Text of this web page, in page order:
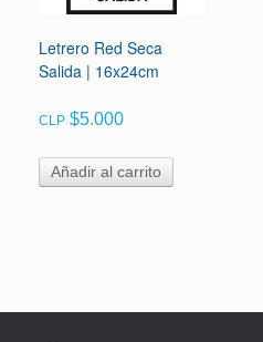
Letrero Red Seca
Salida | 16x24cm
CLP $5.000
Añadir al carrito